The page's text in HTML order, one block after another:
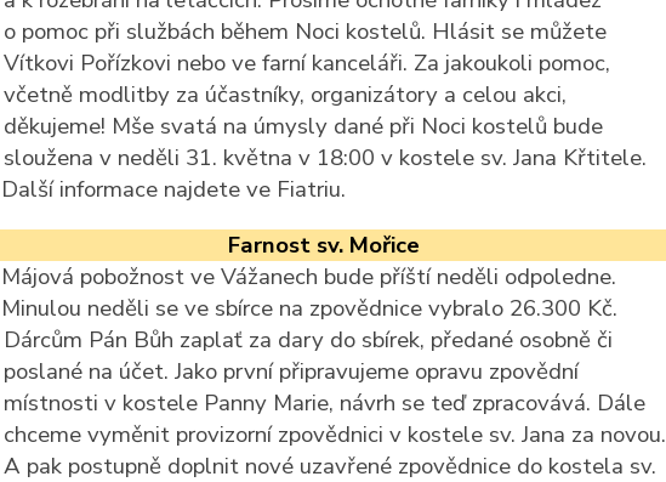
o pomoc při službách během Noci kostelů. Hlásit se můžete
Vítkovi Pořízkovi nebo ve farní kanceláři. Za jakoukoli pomoc,
včetně modlitby za účastníky, organizátory a celou akci,
děkujeme! Mše svatá na úmysly dané při Noci kostelů bude
sloužena v neděli 31. května v 18:00 v kostele sv. Jana Křtitele.
Další informace najdete ve Fiatriu.
Farnost sv. Mořice
Májová pobožnost ve Vážanech bude příští neděli odpoledne.
Minulou neděli se ve sbírce na zpovědnice vybralo 26.300 Kč.
Dárcům Pán Bůh zaplať za dary do sbírek, předané osobně či
poslané na účet. Jako první připravujeme opravu zpovědní
místnosti v kostele Panny Marie, návrh se teď zpracovává. Dále
chceme vyměnit provizorní zpovědnici v kostele sv. Jana za novou.
A pak postupně doplnit nové uzavřené zpovědnice do kostela sv.